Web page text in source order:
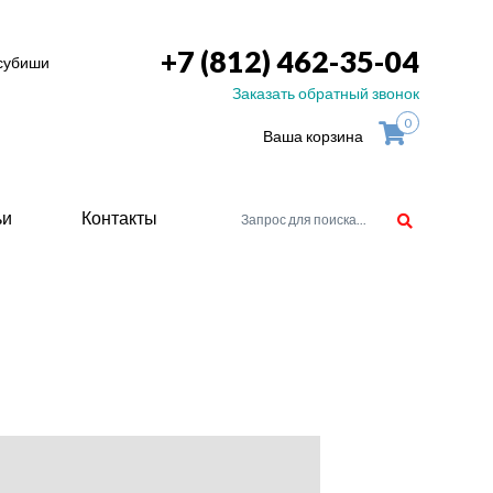
+7 (812) 462-35-04
Заказать обратный звонок
Ваша корзина
0
Контакты